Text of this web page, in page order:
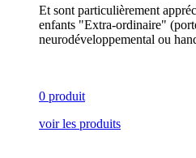
Et sont particulièrement
enfants "Extra-ordinaire"
neurodéveloppemental ou
0 produit
voir les produits